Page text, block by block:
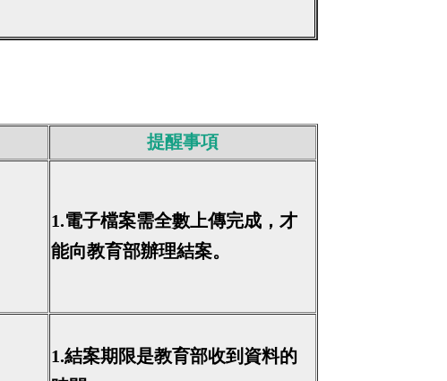
提醒事項
1.電子檔案需全數上傳完成，才
能向教育部辦理結案。
1.結案期限是教育部收到資料的